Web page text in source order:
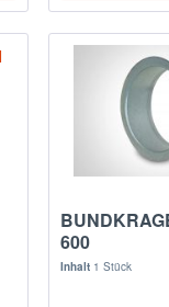
600
Inhalt 1 Stück